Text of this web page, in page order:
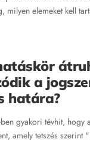
milyen elemeket kell
a
határa?
gyakori tévhit, hogy
amely tetszés szerint